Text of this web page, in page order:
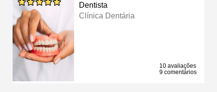
Dentista
Clínica Dentária
10 avaliações
9 comentários